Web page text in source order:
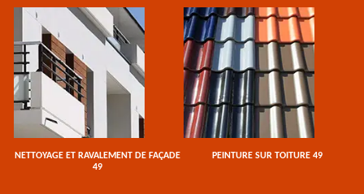
NETTOYAGE ET RAVALEMENT DE FAÇADE
49
PEINTURE SUR TOITURE 49